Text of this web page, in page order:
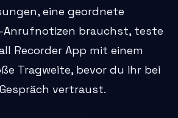
eine geordnete
Anrufnotizen brauchst, teste
Recorder App mit einem
Tragweite, bevor du ihr bei
vertraust.